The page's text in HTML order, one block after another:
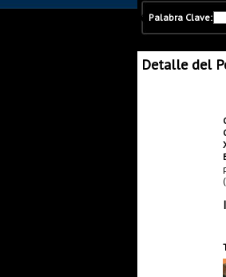
� Palabra Clave:
Detalle del